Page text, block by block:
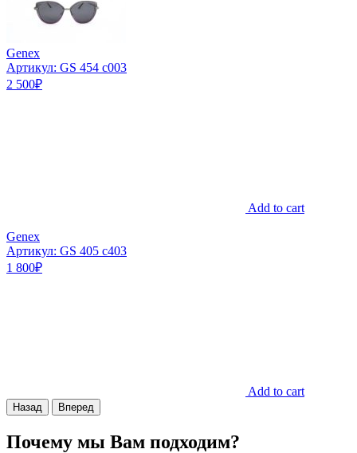
Genex
Артикул: GS 454 c003
2 500₽
Add to cart
Genex
Артикул: GS 405 c403
1 800₽
Add to cart
Назад Вперед
Почему мы Вам подходим?